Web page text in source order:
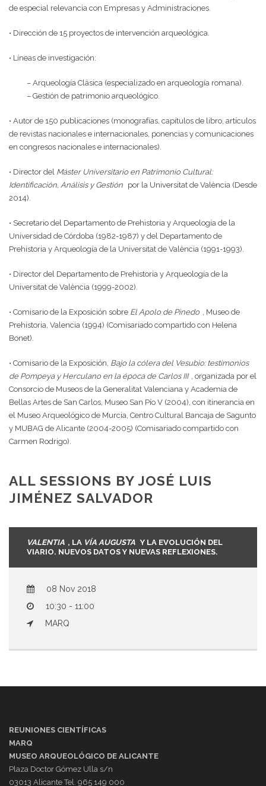
de especial relevancia con Empresas y Administraciones.
• Dirección de 15 proyectos de intervención arqueológica.
• Líneas de investigación:
– Arqueología Clásica (especializado en arqueología romana).
– Gestión de patrimonio arqueológico.
• Autor de 150 publicaciones (monografías, capítulos de libro, artículos
de revistas nacionales e internacionales, ponencias y comunicaciones
en congresos nacionales e internacionales).
• Director del Máster Universitario en Patrimonio Cultural:
Identificación, Análisis y Gestión por la Universitat de València (Desde
2014).
• Secretario del Departamento de Prehistoria y Arqueología de la
Universidad de Córdoba (1982-1987) y del Departamento de
Prehistoria y Arqueología de la Universitat de València (1991-1993).
• Director del Departamento de Prehistoria y Arqueología de la
Universitat de València (1999-2002).
• Comisario de la Exposición sobre El Apolo de Pinedo
, Museo de
Prehistoria, Valencia (1994) (Comisariado compartido con Helena
Bonet).
• Comisario de la Exposición, Bajo la cólera del Vesubio: testimonios
de Pompeya y Herculano en la época de Carlos III
, organizada por el
Consorcio de Museos de la Generalitat Valenciana y Academia de
Bellas Artes de San Carlos, Museo San Pío V (2004), con itinerancia en
el Museo Arqueológico de Murcia, Centro Cultural Bancaja de Sagunto
y MUBAG de Alicante (2004-2005) (Comisariado compartido con
Carmen Rodrigo).
ALL SESSIONS BY JOSÉ LUIS
JIMÉNEZ SALVADOR
VALENTIA , LA VÍA AUGUSTA Y LA EVOLUCIÓN DEL
VIARIO. NUEVOS DATOS Y NUEVAS REFLEXIONES.
08 Nov 2018
10:30 - 11:00
MARQ
REUNIONES CIENTÍFICAS
MARQ
MUSEO ARQUEOLÓGICO DE ALICANTE
Plaza Doctor Gómez Ulla s/n
03013 Alicante Tel. 965 149 000